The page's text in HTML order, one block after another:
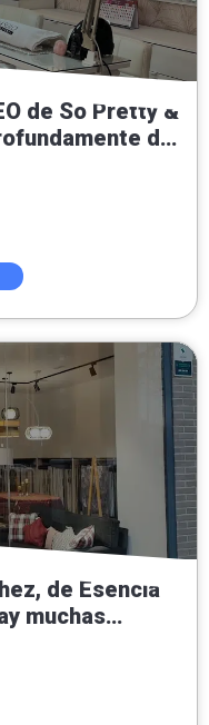
de So Pretty &
de
que
de Esencia
muchas